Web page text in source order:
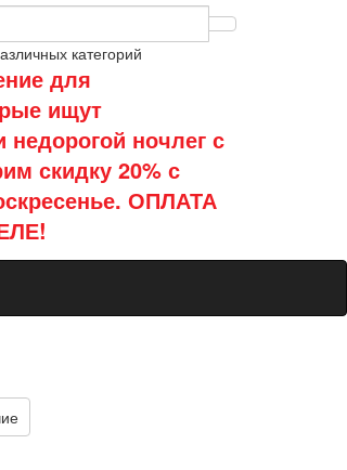
категорий
для
ищут
ночлег с
скидку 20% с
ОПЛАТА